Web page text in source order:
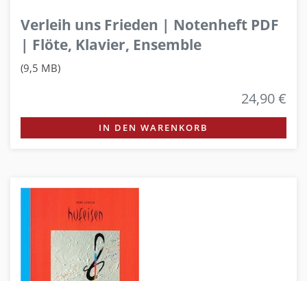
Verleih uns Frieden | Notenheft PDF
| Flöte, Klavier, Ensemble
(9,5 MB)
24,90 €
IN DEN WARENKORB